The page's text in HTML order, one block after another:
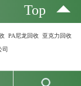
Top
PA尼龙回收 亚克力回收
司